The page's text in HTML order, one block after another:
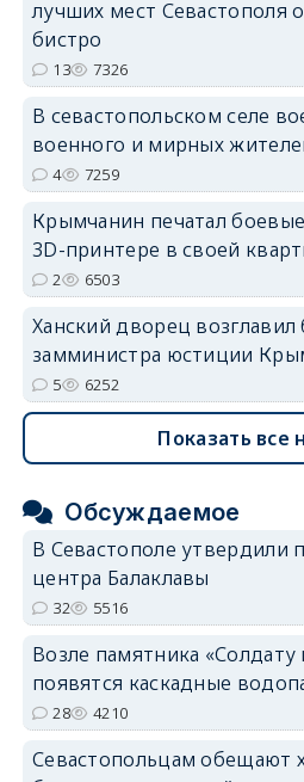
лучших мест Севастополя
бистро
13 7326
В севастопольском селе
военного и мирных
4 7259
Крымчанин печатал
3D-принтере в своей
2 6503
Ханский дворец
замминистра юстиции
5 6252
Показать все
Обсуждаемое
В Севастополе утвердили
центра Балаклавы
32 5516
Возле памятника «Солдату
появятся каскадные
28 4210
Севастопольцам обещают